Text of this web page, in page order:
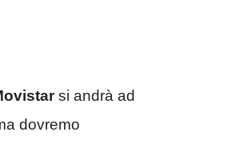
si andrà ad
dovremo